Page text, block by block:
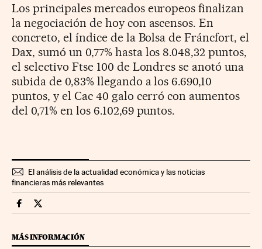
Los principales mercados europeos finalizan
la negociación de hoy con ascensos. En
concreto, el índice de la Bolsa de Fráncfort, el
Dax, sumó un 0,77% hasta los 8.048,32 puntos,
el selectivo Ftse 100 de Londres se anotó una
subida de 0,83% llegando a los 6.690,10
puntos, y el Cac 40 galo cerró con aumentos
del 0,71% en los 6.102,69 puntos.
El análisis de la actualidad económica y las noticias
financieras más relevantes
Mercados Financieros Cinco Días en Facebook
Mercados Financieros Cinco Días en Twitter
MÁS INFORMACIÓN